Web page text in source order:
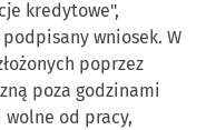
kredytowe",
podpisany wniosek. W
poprzez
poza godzinami
od pracy,